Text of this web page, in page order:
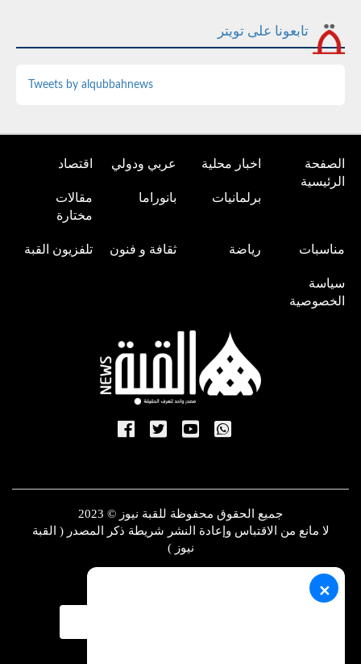
✕
تابعونا على تويتر
Tweets by alqubbahnews
الصفحة
الرئيسية
اخبار محلية عربي ودولي اقتصاد
برلمانيات بانوراما
مقالات
مختارة
مناسبات رياضة ثقافة و فنون تلفزيون القبة
سياسة
الخصوصية
جميع الحقوق محفوظة للقبة نيوز © 2023
لا مانع من الاقتباس وإعادة النشر شريطة ذكر المصدر ( القبة
نيوز )